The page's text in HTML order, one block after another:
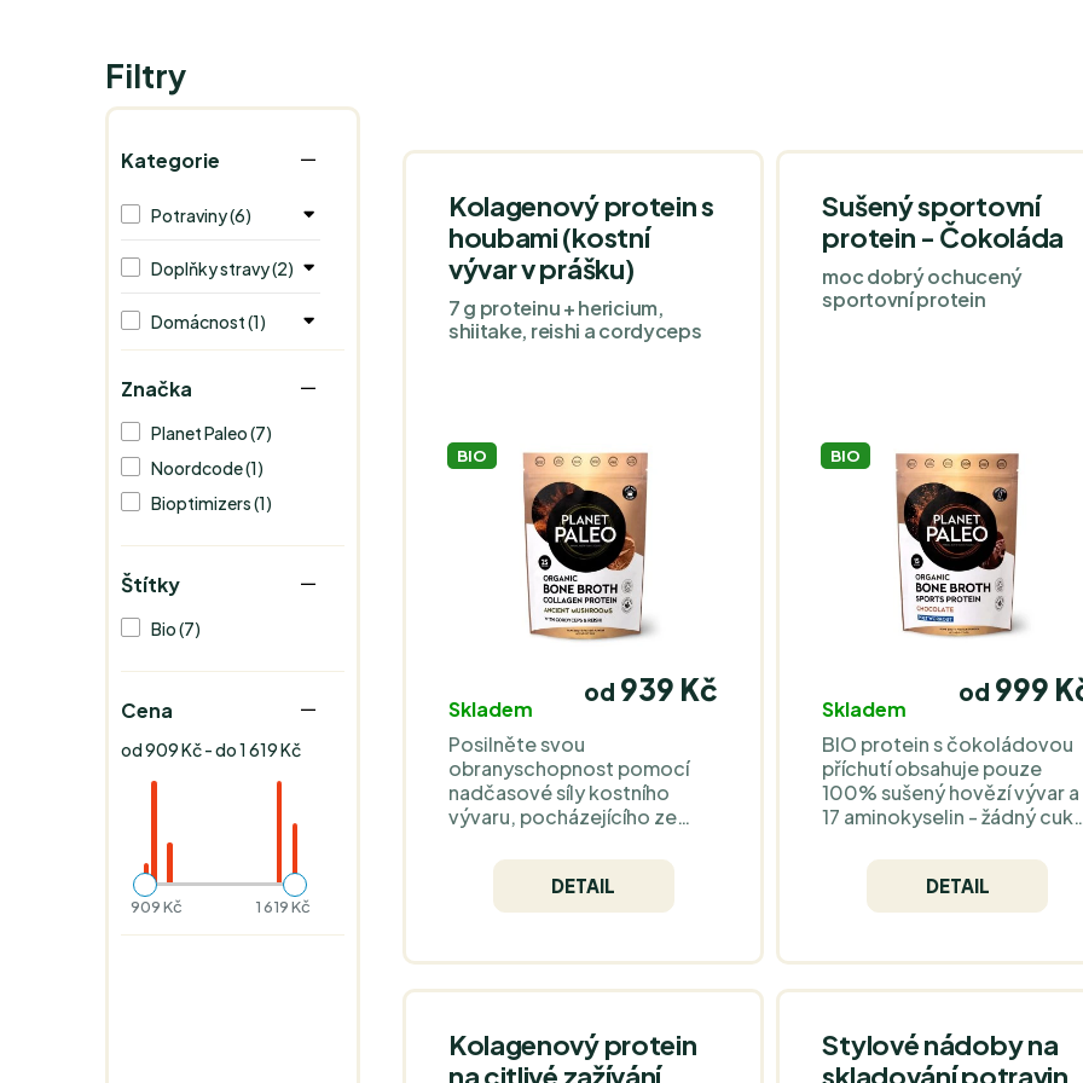
Filtry
Kategorie
Potraviny (6)
Doplňky stravy (2)
Domácnost (1)
Značka
Planet Paleo (7)
Noordcode (1)
Bioptimizers (1)
Štítky
Bio (7)
Cena
od 909 Kč - do 1 619 Kč
909 Kč 1 619 Kč
Kolagenový protein s
houbami (kostní
vývar v prášku)
7 g proteinu + hericium,
shiitake, reishi a cordyceps
BIO
Skladem
od 939 Kč
Posilněte svou
obranyschopnost pomocí
nadčasové síly kostního
vývaru, pocházejícího ze
nestříkanou trávou.
Obohacen o tradiční houby a
zázvor pro skvělý základ
pokrmů nebo jen jako
samostatný šálek.
DETAIL
Sušený sportovní
protein - Čokoláda
moc dobrý ochucený
sportovní protein
BIO
Skladem
od 999
BIO protein s čokoládovou
příchutí obsahuje pouze
100% sušený hovězí vývar a
17 aminokyselin - žádný cukr
obecně regeneraci tkání a
celkovou pohodu. V 1 dávce
najdete vysoké množství
DETAIL
Kolagenový protein
na citlivé zažívání
Stylové nádoby na
skladování potravin